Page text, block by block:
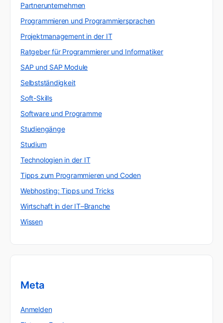
Partnerunternehmen
Programmieren und Programmiersprachen
Projektmanagement in der IT
Ratgeber für Programmierer und Informatiker
SAP und SAP Module
Selbstständigkeit
Soft-Skills
Software und Programme
Studiengänge
Studium
Technologien in der IT
Tipps zum Programmieren und Coden
Webhosting: Tipps und Tricks
Wirtschaft in der IT–Branche
Wissen
Meta
Anmelden